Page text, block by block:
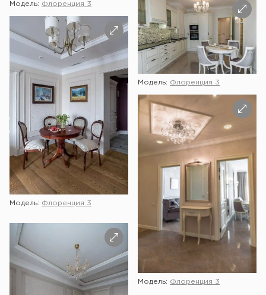
Модель: Флоренция 3
Модель: Флоренция 3
Модель: Флоренция 3
Модель: Флоренция 3